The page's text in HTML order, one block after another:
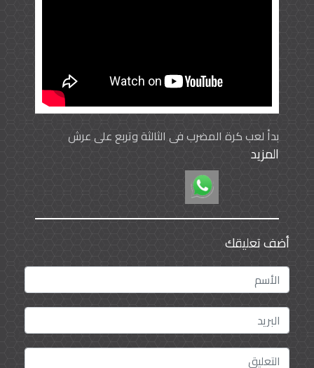
بدأ لعب كرة المضرب في الثالثة وتربع على عرش
التنصيف العالمي
المزيد
أضف تعليقك